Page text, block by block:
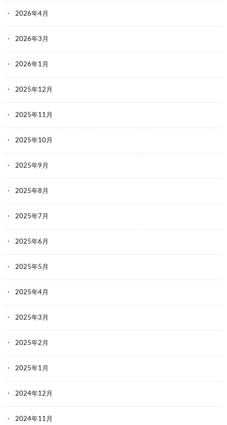
2026年4月
2026年3月
2026年1月
2025年12月
2025年11月
2025年10月
2025年9月
2025年8月
2025年7月
2025年6月
2025年5月
2025年4月
2025年3月
2025年2月
2025年1月
2024年12月
2024年11月